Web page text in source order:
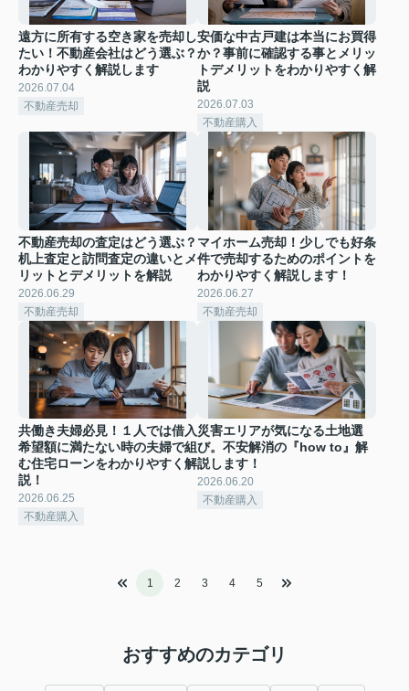
遠方に所有する空き家を売却し
たい！不動産会社はどう選ぶ？
わかりやすく解説します
2026.07.04
不動産売却
安価な中古戸建は本当にお買得
か？事前に確認する事とメリッ
トデメリットをわかりやすく解
説
2026.07.03
不動産購入
不動産売却の査定はどう選ぶ？
机上査定と訪問査定の違いとメ
リットとデメリットを解説
2026.06.29
不動産売却
マイホーム売却！少しでも好条
件で売却するためのポイントを
わかりやすく解説します！
2026.06.27
不動産売却
共働き夫婦必見！１人では借入
希望額に満たない時の夫婦で組
む住宅ローンをわかりやすく解
説！
2026.06.25
不動産購入
災害エリアが気になる土地選
び。不安解消の『how to』解
説します！
2026.06.20
不動産購入
1 2 3 4 5
おすすめのカテゴリ